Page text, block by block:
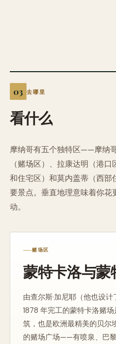
去哪里
看什么
摩纳哥有五个独特区——摩纳
（赌场区）、拉康达明（港口
和住宅区）和莫内盖蒂（西部
要景点。垂直地理意味着你花
动。
赌场区
蒙特卡洛与蒙
由查尔斯·加尼耶（他也设计
1878 年完工的蒙特卡洛赌场
筑，也是欧洲最精美的贝尔
的赌场广场——有喷泉、巴